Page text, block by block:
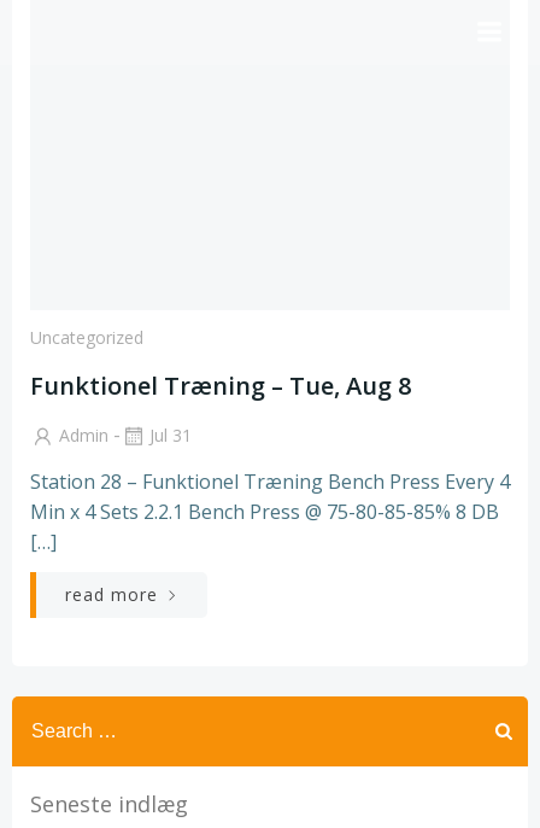
Uncategorized
Funktionel Træning – Tue, Aug 8
Admin - Jul 31
Station 28 – Funktionel Træning Bench Press Every 4
Min x 4 Sets 2.2.1 Bench Press @ 75-80-85-85% 8 DB
[…]
read more
Search
for:
Seneste indlæg